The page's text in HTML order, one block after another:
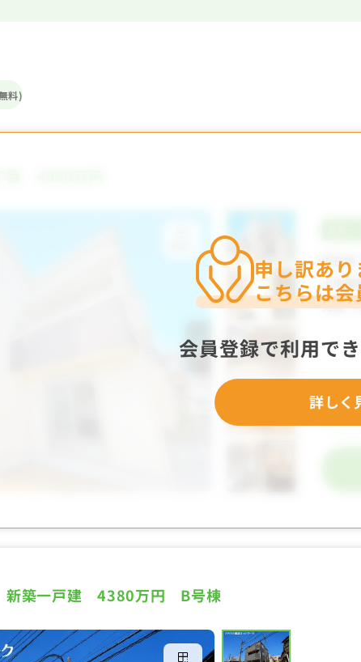
料)
申し訳あり
こちらは
会員登録で利用で
詳しく
新築一戸建 4380万円 B号棟